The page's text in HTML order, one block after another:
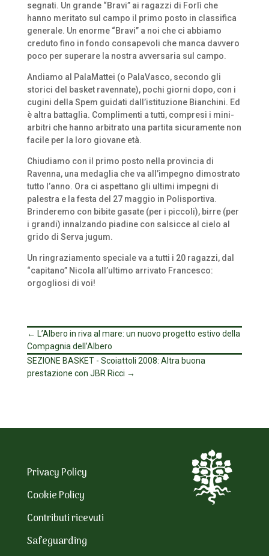
segnati. Un grande “Bravi” ai ragazzi di Forlì che
hanno meritato sul campo il primo posto in classifica
generale. Un enorme “Bravi” a noi che ci abbiamo
creduto fino in fondo consapevoli che manca davvero
poco per superare la nostra avversaria sul campo.
Andiamo al PalaMattei (o PalaVasco, secondo gli
storici del basket ravennate), pochi giorni dopo, con i
cugini della Spem guidati dall’istituzione Bianchini. Ed
è altra battaglia. Complimenti a tutti, compresi i mini-
arbitri che hanno arbitrato una partita sicuramente non
facile per la loro giovane età.
Chiudiamo con il primo posto nella provincia di
Ravenna, una medaglia che va all’impegno dimostrato
tutto l’anno. Ora ci aspettano gli ultimi impegni di
palestra e la festa del 27 maggio in Polisportiva.
Brinderemo con bibite gasate (per i piccoli), birre (per
i grandi) innalzando piadine con salsicce al cielo al
grido di Serva jugum.
Un ringraziamento speciale va a tutti i 20 ragazzi, dal
“capitano” Nicola all’ultimo arrivato Francesco:
orgogliosi di voi!
← L’Albero in riva al mare: un nuovo progetto estivo della
Compagnia dell’Albero
SEZIONE BASKET - Scoiattoli 2008: Altra buona
prestazione con JBR Ricci →
Privacy Policy
Cookie Policy
Contributi ricevuti
Safeguarding